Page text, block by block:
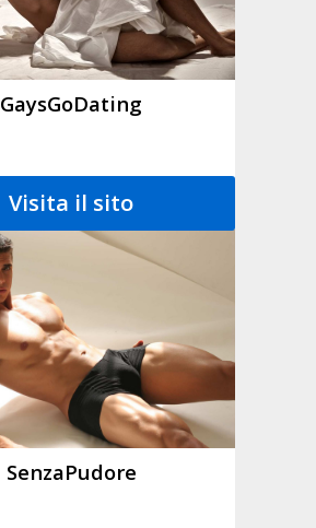
GaysGoDating
Visita il sito
SenzaPudore